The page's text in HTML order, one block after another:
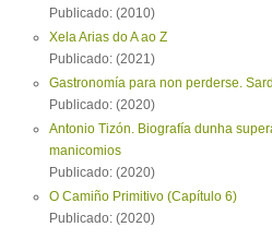
Publicado: (2010)
Xela Arias do A ao Z
Publicado: (2021)
Gastronomía para non perderse.
Publicado: (2020)
Antonio Tizón. Biografía dunha
manicomios
Publicado: (2020)
O Camiño Primitivo (Capítulo 6)
Publicado: (2020)